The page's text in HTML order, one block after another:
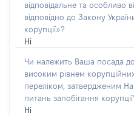
відповідальне та особливо
відповідно до Закону
корупції»?
Ні
Чи належить Ваша посада
високим рівнем корупційних
переліком, затвердженим
питань запобігання
Ні